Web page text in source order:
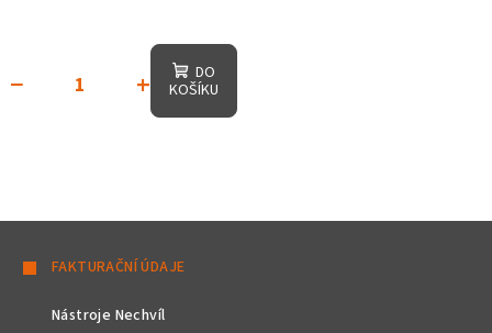
+
−
DO
KOŠÍKU
FAKTURAČNÍ ÚDAJE
Nástroje Nechvíl